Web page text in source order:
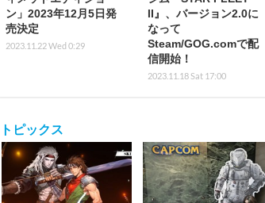
ン」2023年12月5日発
売決定
2023.11.22 Wed 0:29
II』、バージョン2.0に
なって
Steam/GOG.comで配
信開始！
2023.11.18 Sat 17:00
トピックス